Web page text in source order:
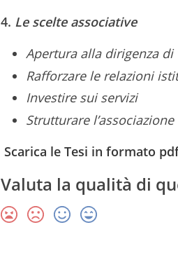
4. Le scelte associative
Apertura alla dirigenza di
Rafforzare le relazioni
Investire sui servizi
Strutturare l’associazione
Scarica le Tesi in formato
Valuta la qualità di